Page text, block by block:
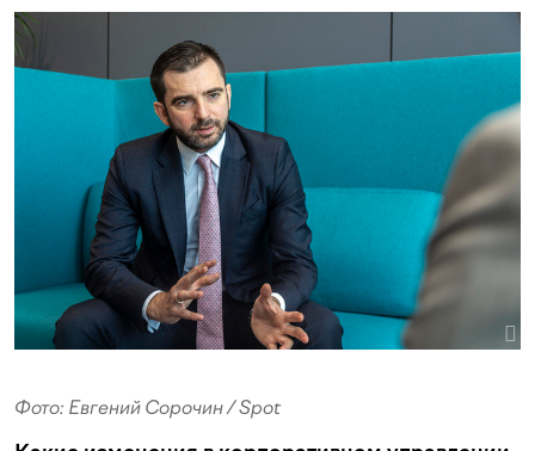
Фото: Евгений Сорочин / Spot